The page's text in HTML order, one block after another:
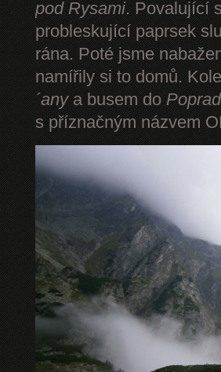
pod Rysami. Povalující
probleskující paprsek
rána. Poté jsme
namířily si to domů.
´anya busem do
s příznačným názvem